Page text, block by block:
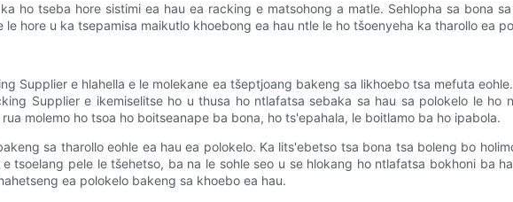
ho tseba hore sistimi ea hau ea racking e matsohong a matle. Sehlopha sa bona
hore u ka tsepamisa maikutlo khoebong ea hau ntle le ho tšoenyeha ka tharollo ea
Supplier e hlahella e le molekane ea tšeptjoang bakeng sa likhoebo tsa mefuta
Supplier e ikemiselitse ho u thusa ho ntlafatsa sebaka sa hau sa polokelo le ho
molemo ho tsoa ho boitseanape ba bona, ho ts'epahala, le boitlamo ba ho ipabola.
sa tharollo eohle ea hau ea polokelo. Ka lits'ebetso tsa bona tsa boleng bo
tsoelang pele le tšehetso, ba na le sohle seo u se hlokang ho ntlafatsa bokhoni ba
ea polokelo bakeng sa khoebo ea hau.